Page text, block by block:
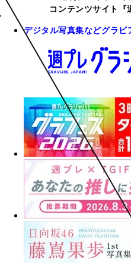
コンテンツサイト『
デジタル写真集などグラビ